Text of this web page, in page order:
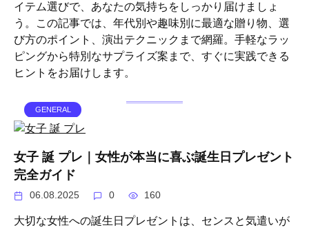
イテム選びで、あなたの気持ちをしっかり届けましょ
う。この記事では、年代別や趣味別に最適な贈り物、選
び方のポイント、演出テクニックまで網羅。手軽なラッ
ピングから特別なサプライズ案まで、すぐに実践できる
ヒントをお届けします。
GENERAL
女子 誕 プレ｜女性が本当に喜ぶ誕生日プレゼント
完全ガイド
06.08.2025 0 160
大切な女性への誕生日プレゼントは、センスと気遣いが